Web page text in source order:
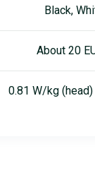
Black,
About 20
0.81 W/kg